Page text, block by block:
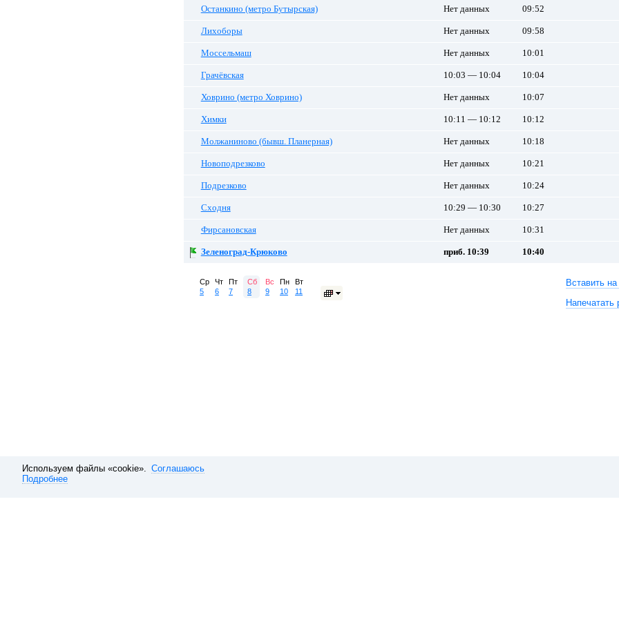
Останкино (метро Бутырская) Нет данных 09:52
Лихоборы Нет данных 09:58
Моссельмаш Нет данных 10:01
Грачёвская 10:03 — 10:04 10:04
Ховрино (метро Ховрино) Нет данных 10:07
Химки 10:11 — 10:12 10:12
Молжаниново (бывш. Планерная) Нет данных 10:18
Новоподрезково Нет данных 10:21
Подрезково Нет данных 10:24
Сходня 10:29 — 10:30 10:27
Фирсановская Нет данных 10:31
Зеленоград-Крюково приб. 10:39 10:40
Ср
5
Чт
6
Пт
7
Сб
8
Вс
9
Пн
10
Вт
11
Вставить
Напечатать
Используем файлы «cookie». Соглашаюсь
Подробнее